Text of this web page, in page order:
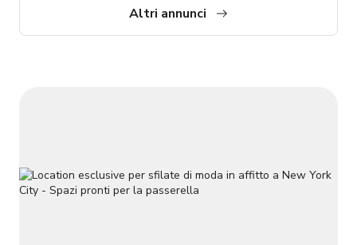
anteriore presenta un'atmosfera classica di sport vintage
Altri annunci